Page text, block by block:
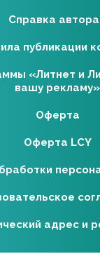
Справка
публикации
«Литнет и
вашу рекламу»
Оферта
Оферта LCY
адрес и